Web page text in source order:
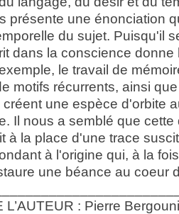
présente une énonciation
du sujet. Puisqu'il
dans la conscience donne
le travail de
motifs récurrents, ainsi
une espèce d'orbite
Il nous a semblé que
à la place d'une trace
à l'origine qui, à la
une béance au coeur
L’AUTEUR : Pierre